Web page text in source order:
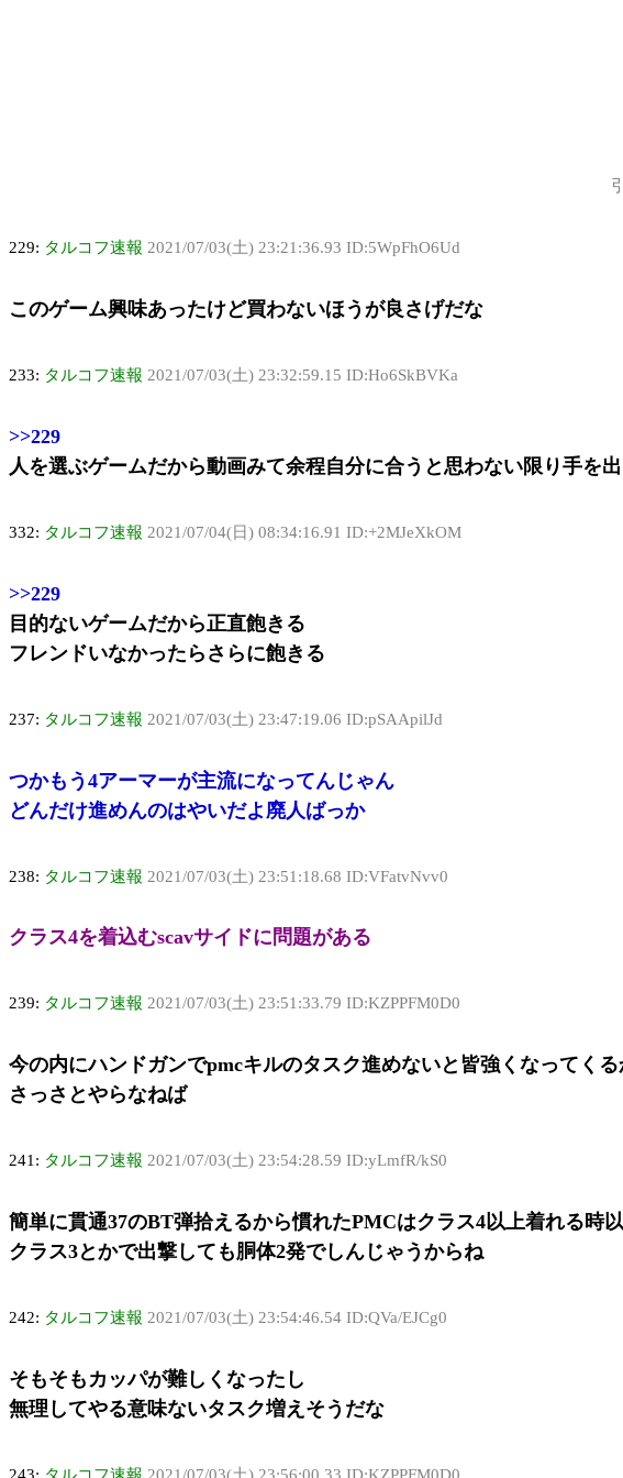
229: タルコフ速報 2021/07/03(土) 23:21:36.93 ID:5WpFhO6Ud
このゲーム興味あったけど買わないほうが良さげだな
233: タルコフ速報 2021/07/03(土) 23:32:59.15 ID:Ho6SkBVKa
>>229
人を選ぶゲームだから動画みて余程自分に合うと思わない限り手を
332: タルコフ速報 2021/07/04(日) 08:34:16.91 ID:+2MJeXkOM
>>229
目的ないゲームだから正直飽きる
フレンドいなかったらさらに飽きる
237: タルコフ速報 2021/07/03(土) 23:47:19.06 ID:pSAApilJd
つかもう4アーマーが主流になってんじゃん
どんだけ進めんのはやいだよ廃人ばっか
238: タルコフ速報 2021/07/03(土) 23:51:18.68 ID:VFatvNvv0
クラス4を着込むscavサイドに問題がある
239: タルコフ速報 2021/07/03(土) 23:51:33.79 ID:KZPPFM0D0
今の内にハンドガンでpmcキルのタスク進めないと皆強くなってく
さっさとやらなねば
241: タルコフ速報 2021/07/03(土) 23:54:28.59 ID:yLmfR/kS0
簡単に貫通37のBT弾拾えるから慣れたPMCはクラス4以上着れる時
クラス3とかで出撃しても胴体2発でしんじゃうからね
242: タルコフ速報 2021/07/03(土) 23:54:46.54 ID:QVa/EJCg0
そもそもカッパが難しくなったし
無理してやる意味ないタスク増えそうだな
243: タルコフ速報 2021/07/03(土) 23:56:00.33 ID:KZPPFM0D0